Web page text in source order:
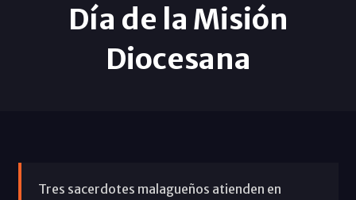
Día de la Misión
Diocesana
Tres sacerdotes malagueños atienden en